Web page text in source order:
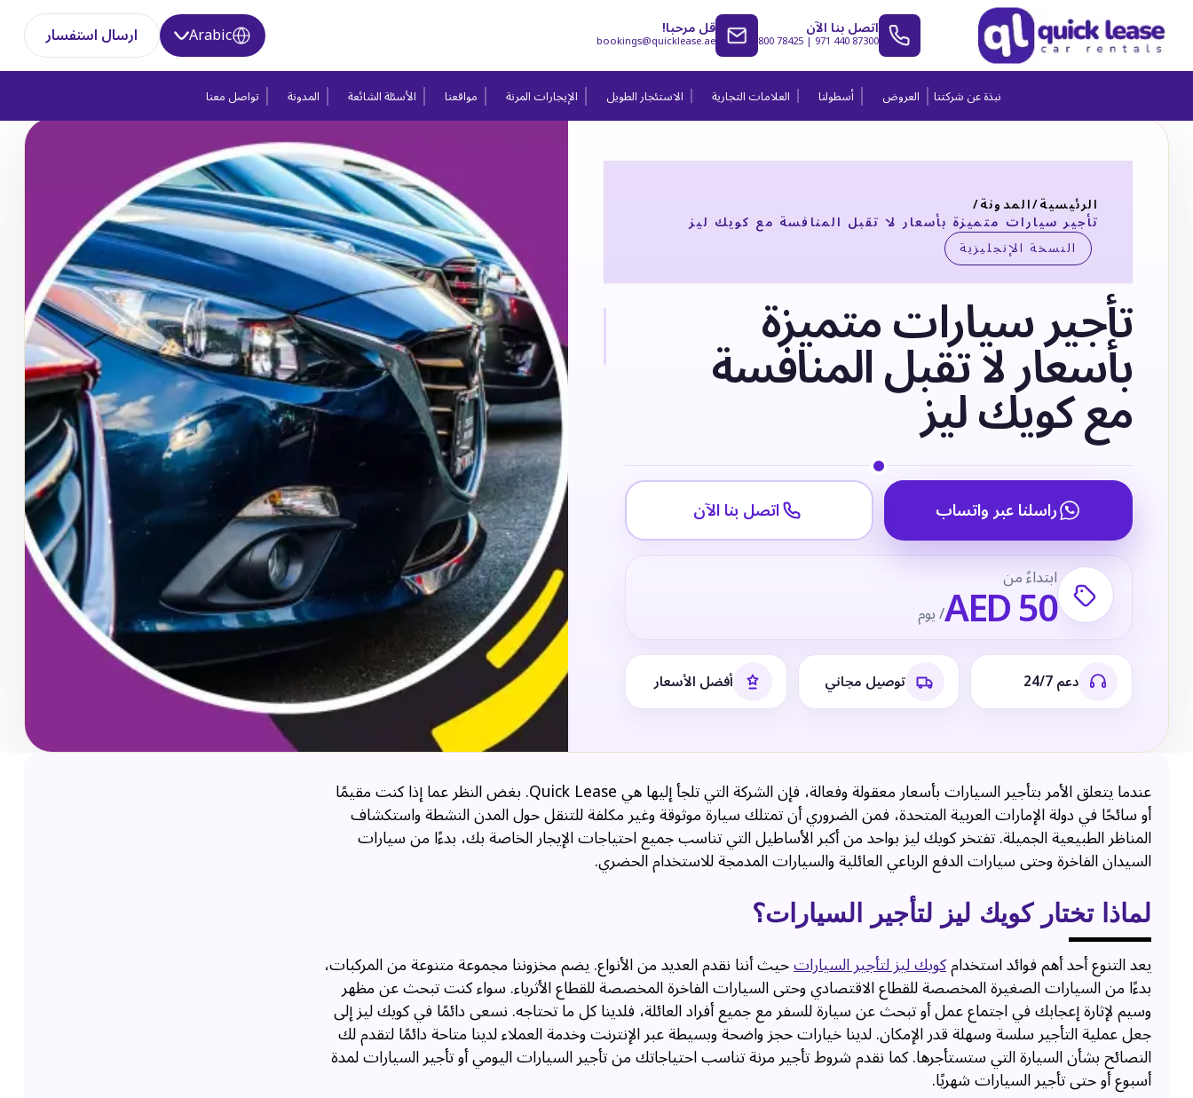
اتصل بنا الآن800 78425 |971 440 87300 قل مرحبا!
bookings@quicklease.ae
Arabic ارسال استفسار
نبذة عن شركتنا العروض أسطولنا العلامات التجارية الاستئجار الطويل الإيجارات المرنة مواقعنا الأسئلة الشائعة المدونة تواصل معنا
الرئيسية/المدونة/
تأجير سيارات متميزة بأسعار لا تقبل المنافسة مع كويك ليز
النسخة الإنجليزية
تأجير سيارات متميزة
بأسعار لا تقبل المنافسة
مع كويك ليز
راسلنا عبر واتساب اتصل بنا الآن
ابتداءً من
AED 50/ يوم
دعم 24/7 توصيل مجاني أفضل الأسعار
عندما يتعلق الأمر بتأجير السيارات بأسعار معقولة وفعالة، فإن الشركة التي تلجأ إليها هي Quick Lease. بغض النظر عما إذا كنت مقيمًا
أو سائحًا في دولة الإمارات العربية المتحدة، فمن الضروري أن تمتلك سيارة موثوقة وغير مكلفة للتنقل حول المدن النشطة واستكشاف
المناظر الطبيعية الجميلة. تفتخر كويك ليز بواحد من أكبر الأساطيل التي تناسب جميع احتياجات الإيجار الخاصة بك، بدءًا من سيارات
السيدان الفاخرة وحتى سيارات الدفع الرباعي العائلية والسيارات المدمجة للاستخدام الحضري.
لماذا تختار كويك ليز لتأجير السيارات؟
يعد التنوع أحد أهم فوائد استخدامكويك ليز لتأجير السياراتحيث أننا نقدم العديد من الأنواع. يضم مخزوننا مجموعة متنوعة من المركبات،
بدءًا من السيارات الصغيرة المخصصة للقطاع الاقتصادي وحتى السيارات الفاخرة المخصصة للقطاع الأثرياء. سواء كنت تبحث عن مظهر
وسيم لإثارة إعجابك في اجتماع عمل أو تبحث عن سيارة للسفر مع جميع أفراد العائلة، فلدينا كل ما تحتاجه. نسعى دائمًا في كويك ليز إلى
جعل عملية التأجير سلسة وسهلة قدر الإمكان. لدينا خيارات حجز واضحة وبسيطة عبر الإنترنت وخدمة العملاء لدينا متاحة دائمًا لتقدم لك
النصائح بشأن السيارة التي ستستأجرها. كما نقدم شروط تأجير مرنة تناسب احتياجاتك من تأجير السيارات اليومي أو تأجير السيارات لمدة
أسبوع أو حتى تأجير السيارات شهريًا.